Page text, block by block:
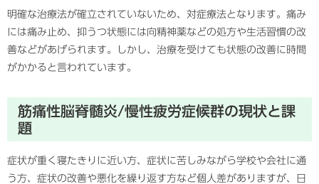
明確な治療法が確立されていないため、対症療法となります。痛み
には痛み止め、抑うつ状態には向精神薬などの処方や生活習慣の改
善などがあげられます。しかし、治療を受けても状態の改善に時間
がかかると言われています。
筋痛性脳脊髄炎/慢性疲労症候群の現状と課
題
症状が重く寝たきりに近い方、症状に苦しみながら学校や会社に通
う方、症状の改善や悪化を繰り返す方など個人差がありますが、日